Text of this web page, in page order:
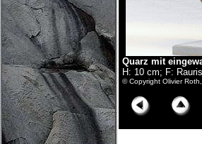
Quarz mit
H: 10 cm; F:
© Copyright Olivier